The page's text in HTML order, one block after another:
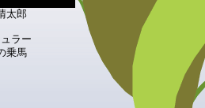
太郎
ラー
乗馬